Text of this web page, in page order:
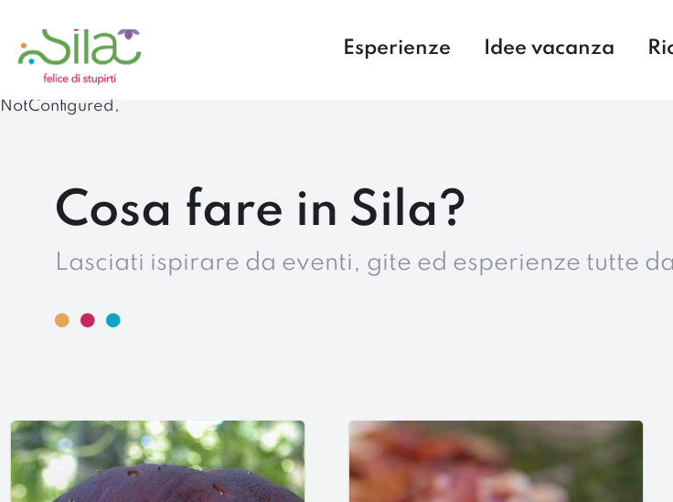
Esperienze Idee vacanza
NotConfigured,
Cosa fare in Sila?
Lasciati ispirare da eventi, gite ed esperienze tutte